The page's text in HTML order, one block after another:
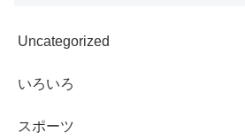
Uncategorized
いろいろ
スポーツ